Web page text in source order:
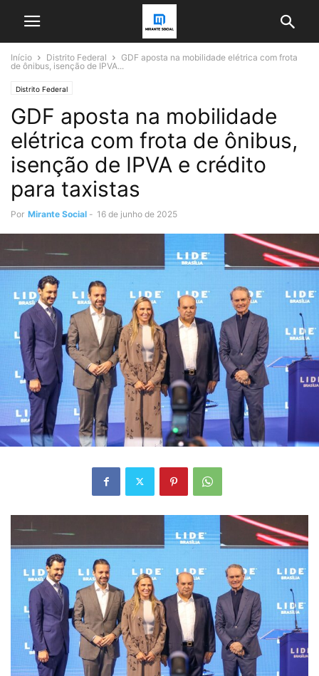
Início Distrito Federal
GDF aposta na mobilidade elétrica com frota
de ônibus, isenção de IPVA...
Distrito Federal
GDF aposta na mobilidade
elétrica com frota de ônibus,
isenção de IPVA e crédito
para taxistas
Por Mirante Social - 16 de junho de 2025